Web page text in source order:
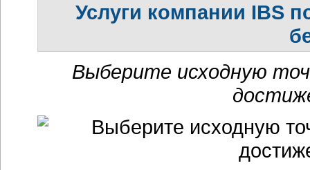
Услуги компании IBS
Выберите исходную